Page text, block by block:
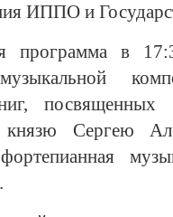
ИППО и
программа в
музыкальной
посвященных
Сергею
фортепианная
Свидетельство